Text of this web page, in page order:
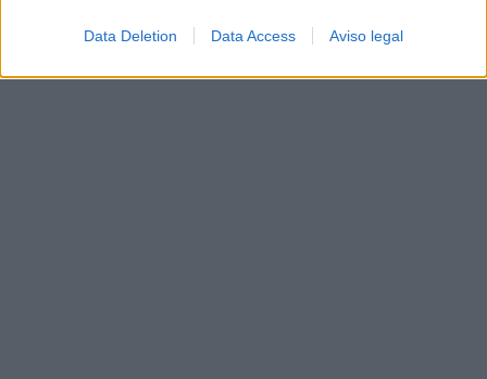
Data Deletion Data Access Aviso legal